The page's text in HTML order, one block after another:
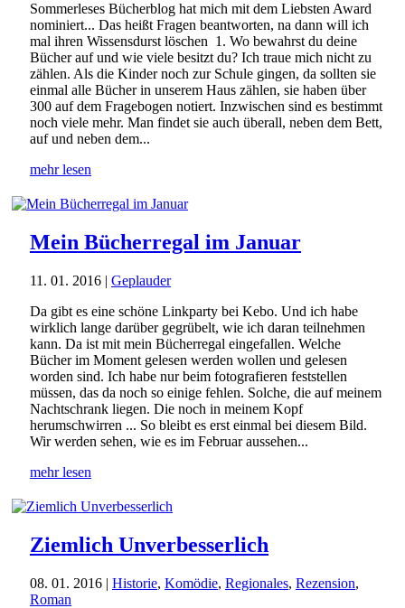
Sommerleses Bücherblog hat mich mit dem Liebsten Award
nominiert... Das heißt Fragen beantworten, na dann will ich
mal ihren Wissensdurst löschen 1. Wo bewahrst du deine
Bücher auf und wie viele besitzt du? Ich traue mich nicht zu
zählen. Als die Kinder noch zur Schule gingen, da sollten sie
einmal alle Bücher in unserem Haus zählen, sie haben über
300 auf dem Fragebogen notiert. Inzwischen sind es bestimmt
noch viele mehr. Man findet sie auch überall, neben dem Bett,
auf und neben dem...
mehr lesen
Mein Bücherregal im Januar
11. 01. 2016 | Geplauder
Da gibt es eine schöne Linkparty bei Kebo. Und ich habe
wirklich lange darüber gegrübelt, wie ich daran teilnehmen
kann. Da ist mit mein Bücherregal eingefallen. Welche
Bücher im Moment gelesen werden wollen und gelesen
worden sind. Ich habe nur beim fotografieren feststellen
müssen, das da noch so einige fehlen. Solche, die auf meinem
Nachtschrank liegen. Die noch in meinem Kopf
herumschwirren ... So bleibt es erst einmal bei diesem Bild.
Wir werden sehen, wie es im Februar aussehen...
mehr lesen
Ziemlich Unverbesserlich
08. 01. 2016 | Historie, Komödie, Regionales, Rezension,
Roman